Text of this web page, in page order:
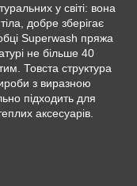
у світі: вона
добре зберігає
Superwash пряжа
не більше 40
Товста структура
з виразною
підходить для
аксесуарів.